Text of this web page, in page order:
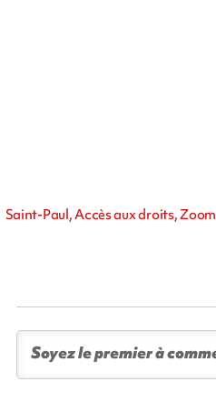
Saint-Paul, Accès aux droits, Zoom